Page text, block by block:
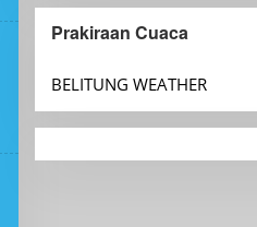
Prakiraan Cuaca
BELITUNG WEATHER